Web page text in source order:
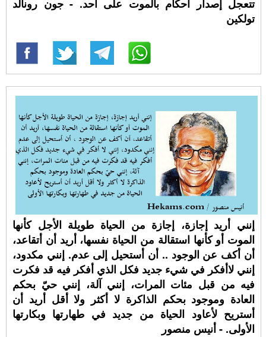
تتعجل إصدار أحكام بالموت على أحد. - جون رونالد
تولكين
إنني أريد إجازة، إجازة من الحياة طويلة الأجل كأنها
الموت أو كأنها استقالة من الحياة نفسها، أريد أن أتقاعد،
أن أكف عن الوجود .. أن أستحيل إلى عدم. إنني مكدود،
إنني لاأفكر في شيء جديد فكل الذي أفكر فيه قد فكرت
فيه من قبل مئات المرات، إنني آلة، إنني حيّ بحكم
العادة وموجود بحكم الذاكرة لا أكثر ولا أقل أريد أن
أستريح لأعاود الحياة من جديد في طهارتها وبكارتها
الأولى. - أنيس منصور